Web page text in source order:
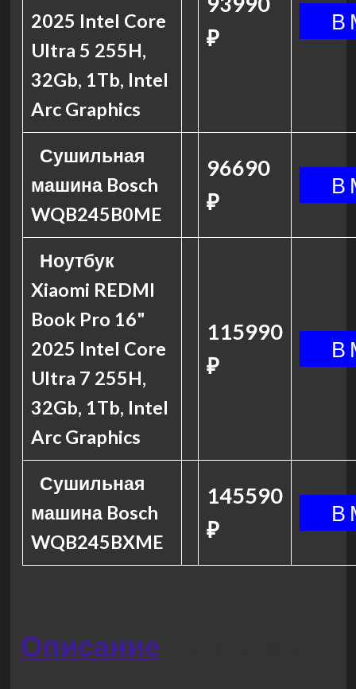
2025 Intel Core
Ultra 5 255H,
32Gb, 1Tb, Intel
Arc Graphics
₽
Сушильная
машина Bosch
WQB245B0ME
96690
₽
Ноутбук
Xiaomi REDMI
Book Pro 16"
2025 Intel Core
Ultra 7 255H,
32Gb, 1Tb, Intel
Arc Graphics
115990
₽
Сушильная
машина Bosch
WQB245BXME
145590
₽
Описание